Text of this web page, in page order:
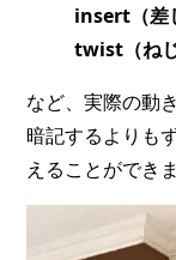
insert （
twist （ね
など、実際の動
暗記するよりも
えることができ